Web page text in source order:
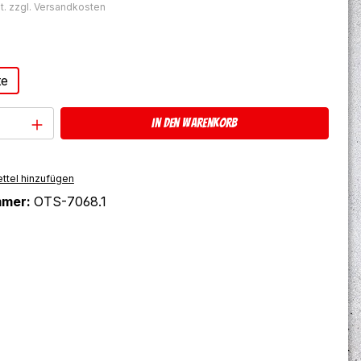
zzgl. Versandkosten
Anzahl: Gib den gewünschten Wert
In den Warenkorb
hinzufügen
OTS-7068.1